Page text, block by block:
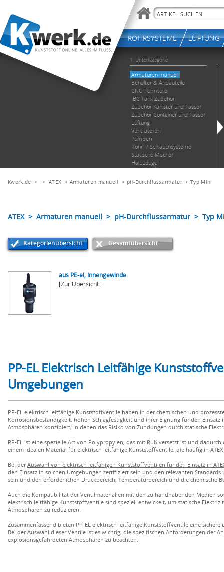
Kwerk.de > >ATEX > Armaturen manuell > pH-Durchflussarmatur>Typ Mini
ATEX > Armaturen manuell > pH-Durchflussarmatur > Typ
Kategorienübersicht Gesamtübersicht
aus PE-el, Innengewinde
[Zur Übersicht]
PP-EL Elektrisch Leitfähige
Umgebungen
PP-EL elektrisch leitfähige Kunststoffventile haben in der chemischen und
Korrosionsbeständigkeit, hohen Schlagfestigkeit und ihrer Eignung für den
Atmosphären konzipiert, in denen das Risiko von Zündungen durch statische
PP-EL ist eine spezielle Art von Polypropylen, das mit Ruß versetzt ist und
einem idealen Material für elektrisch leitfähige Kunststoffventile, die häufig in
Bei derAuswahl von elektrisch leitfähigen Kunststoffventilen für den Einsatz in
den Einsatz in solchen Umgebungen zertifiziert sein und den relevanten
sein und den erforderlichen Druckbereich, Temperaturbereich und die chemische
Auch die Kompatibilität der Ventilmaterialien mit den zu handhabenden Medien
elektrisch leitfähige Kunststoffventile sind speziell entwickelt, um statische
Atmosphären zu reduzieren.
Zusammenfassend bieten PP-EL elektrisch leitfähige Kunststoffventile eine
Bei der Auswahl dieser Ventile ist es wichtig, die spezifischen Anforderungen der
explosionsgefährdeten Atmosphären zu beachten.